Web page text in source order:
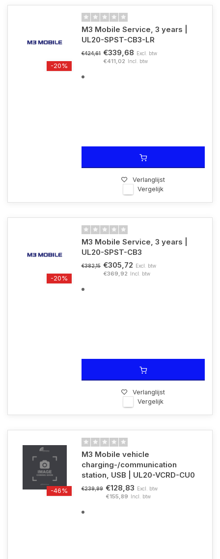
-20%
M3 Mobile Service, 3 years |
UL20-SPST-CB3-LR
€424,61 €339,68 Excl. btw
€411,02 Incl. btw
Verlanglijst
Vergelijk
-20%
M3 Mobile Service, 3 years |
UL20-SPST-CB3
€382,15 €305,72 Excl. btw
€369,92 Incl. btw
Verlanglijst
Vergelijk
-46%
M3 Mobile vehicle
charging-/communication
station, USB | UL20-VCRD-CU0
€239,99 €128,83 Excl. btw
€155,89 Incl. btw